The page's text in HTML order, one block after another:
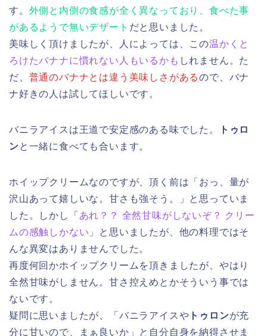
す。 外側と内側の食感が全く異なっており、食べた事
があるようで無いデザート だと思いました。
美味しく頂けましたが、人によっては、この温かくと
ろけたバナナに慣れない人もいるかも しれません。た
だ、 普通のバナナとは違う美味しさがあるので、バナ
ナ好きの人は試してほしいです。
バニラアイスは王道で安定感のある味でした。
トゥロ
ンと一緒に食べても合います。
ホイップクリームなのですが、頂く前は「おっ、量が
沢山あって嬉しいな。甘さも強そう。」と思っていま
した。しかし「 あれ？？ 全然甘味がしないぞ？ クリー
ムの感触しかない 」と思いましたが、他の料理ではそ
んな異変はありませんでした。
再度何回かホイップクリームを頂きましたが、やはり
全然甘味がしません。甘さ控えめとかそういう事では
ないです。
疑問に思いましたが、「バニラアイスや トゥロンが充
分に甘いので、まぁ良いか」と自分自身を納得させま